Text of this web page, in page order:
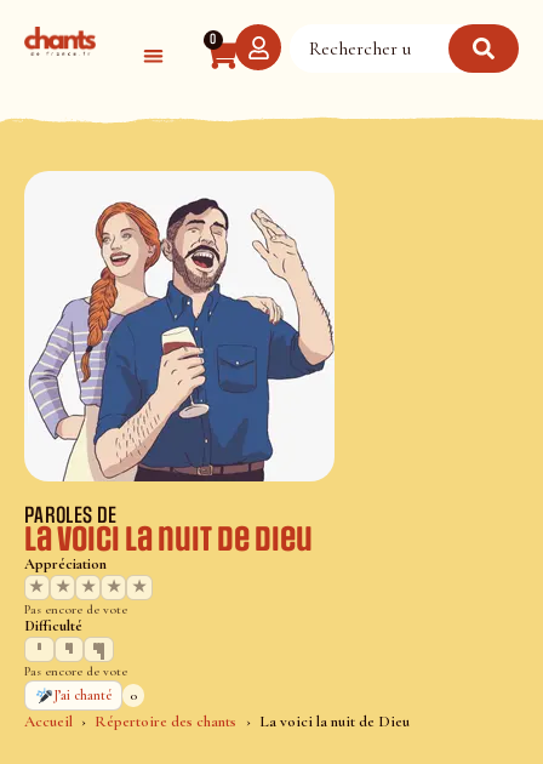
0
Accueil Répertoire des chants La voici la nuit de Dieu
PAROLES DE
La voici la nuit de Dieu
Appréciation
★
★ ★ ★ ★
Pas encore de vote
Difficulté
Pas encore de vote
J’ai chanté
0